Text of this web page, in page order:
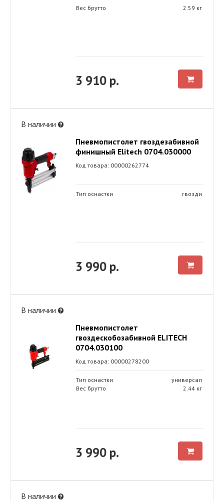
Вес брутто 2.59 кг
3 910 р.
В наличии
Пневмопистолет гвоздезабивной
финишный Elitech 0704.030000
Код товара: 00000262774
Тип оснастки гвозди
3 990 р.
В наличии
Пневмопистолет
гвоздескобозабивной ELITECH
0704.030100
Код товара: 00000278200
Тип оснастки
универсал
Вес брутто
2.44 кг
3 990 р.
В наличии